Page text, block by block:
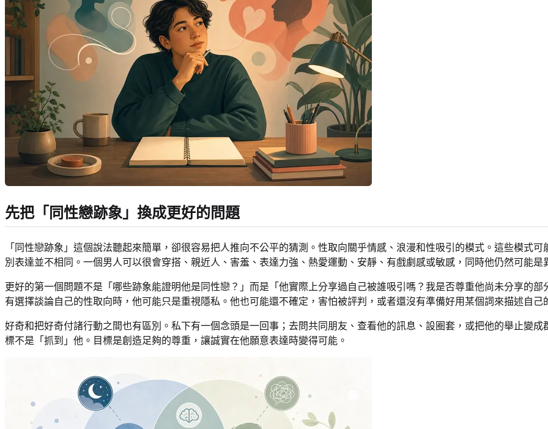
先把「同性戀跡象」換成更好的問題
「同性戀跡象」這個說法聽起來簡單，卻很容易把人推向不公平的猜測。性取向關乎情感、浪漫和性吸引的模式。這些模式
別表達並不相同。一個男人可以很會穿搭、親近人、害羞、表達力強、熱愛運動、安靜、有戲劇感或敏感，同時他仍然可能
更好的第一個問題不是「哪些跡象能證明他是同性戀？」而是「他實際上分享過自己被誰吸引嗎？我是否尊重他尚未分享的
有選擇談論自己的性取向時，他可能只是重視隱私。他也可能還不確定，害怕被評判，或者還沒有準備好用某個詞來描述自己
好奇和把好奇付諸行動之間也有區別。私下有一個念頭是一回事；去問共同朋友、查看他的訊息、設圈套，或把他的舉止變
標不是「抓到」他。目標是創造足夠的尊重，讓誠實在他願意表達時變得可能。